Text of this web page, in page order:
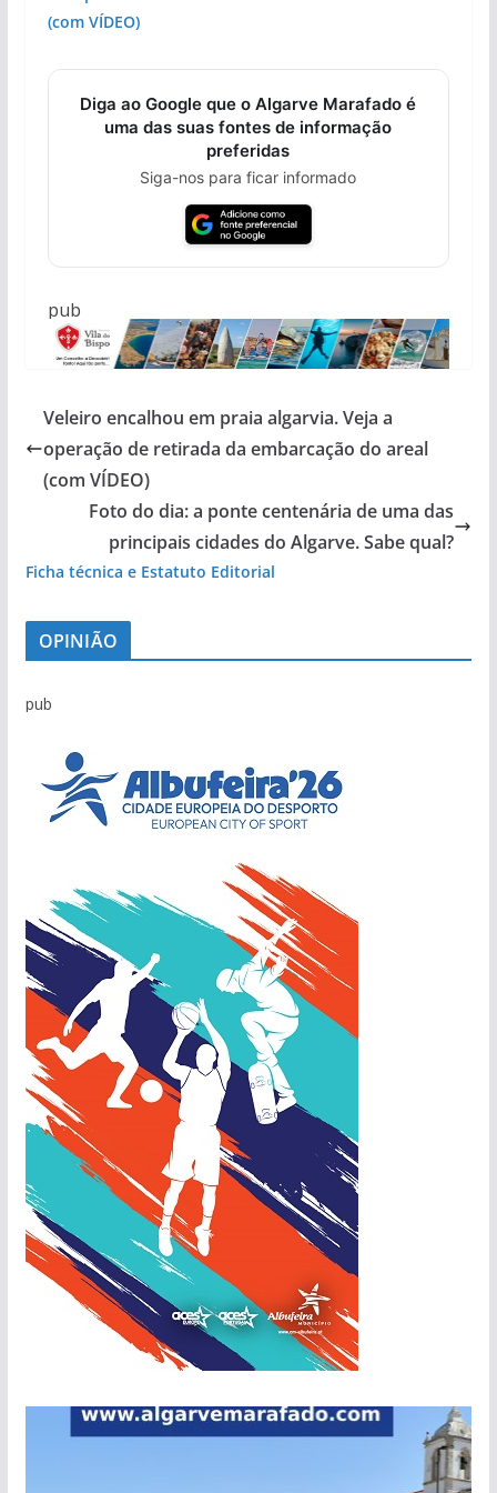
(com VÍDEO)
Diga ao Google que o Algarve Marafado é
uma das suas fontes de informação
preferidas
Siga-nos para ficar informado
pub
Veleiro encalhou em praia algarvia. Veja a
operação de retirada da embarcação do areal
(com VÍDEO)
Foto do dia: a ponte centenária de uma das
principais cidades do Algarve. Sabe qual?
Ficha técnica e Estatuto Editorial
OPINIÃO
pub